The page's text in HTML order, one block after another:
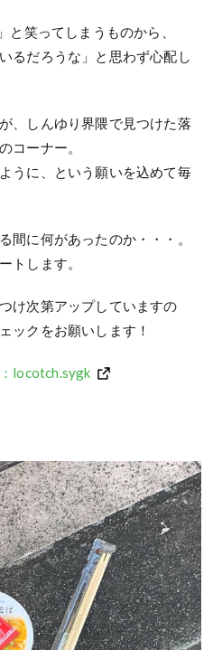
と笑ってしまうものから、
るだろうな」と思わず心配し
、しんゆり界隈で見つけた落
コーナー。
うに、という願いを込めて毎
間に何があったのか・・・。
トします。
け次第アップしていますの
ックをお願いします！
locotch.sygk